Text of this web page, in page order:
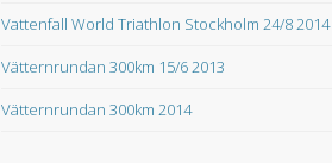
Vattenfall World Triathlon Stockholm 24/8 2014
Vätternrundan 300km 15/6 2013
Vätternrundan 300km 2014